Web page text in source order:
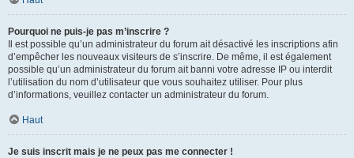
Pourquoi ne puis-je pas m’inscrire ?
Il est possible qu’un administrateur du forum ait désactivé les inscriptions afin
d’empêcher les nouveaux visiteurs de s’inscrire. De même, il est également
possible qu’un administrateur du forum ait banni votre adresse IP ou interdit
l’utilisation du nom d’utilisateur que vous souhaitez utiliser. Pour plus
d’informations, veuillez contacter un administrateur du forum.
Haut
Je suis inscrit mais je ne peux pas me connecter !